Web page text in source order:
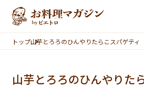
本文へスキップ
トップ山芋とろろのひんやりたらこスパゲティ
山芋とろろのひんやりた